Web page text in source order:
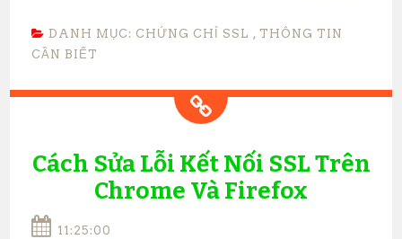
DANH MỤC: CHỨNG CHỈ SSL , THÔNG TIN
CẦN BIẾT
Cách Sửa Lỗi Kết Nối SSL Trên
Chrome Và Firefox
11:25:00